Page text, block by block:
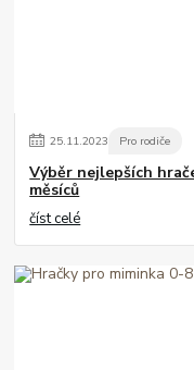
25.11.2023 Pro rodiče
Výběr nejlepších
měsíců
číst celé